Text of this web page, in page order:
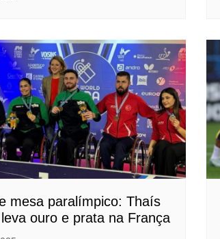
mesa paralímpico: Thaís
ouro e prata na França